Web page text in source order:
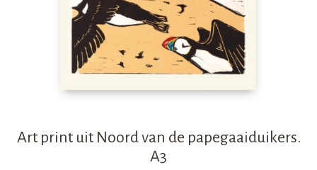
Art print uit Noord van de papegaaiduikers.
A3